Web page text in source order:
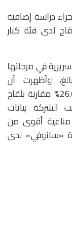
دراسة إضافية
لدى فئة كبار
في مرحلتها
أكثر من 40 ألف بالغ، وأظهرت أن
«mFlusiva» حقق فعالية أعلى بنسبة 26.6% مقارنة بلقاح
الشركة بيانات
مناعية أقوى من
«سانوفي» لدى